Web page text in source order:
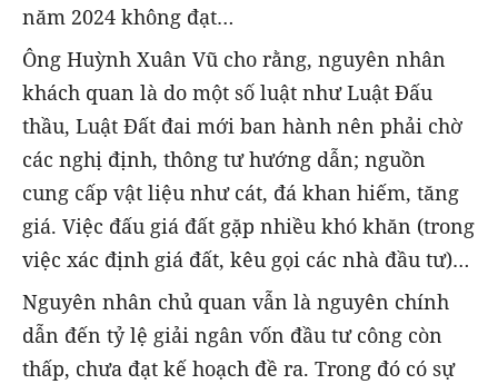
năm 2024 không đạt…
Ông Huỳnh Xuân Vũ cho rằng, nguyên nhân
khách quan là do một số luật như Luật Đấu
thầu, Luật Đất đai mới ban hành nên phải chờ
các nghị định, thông tư hướng dẫn; nguồn
cung cấp vật liệu như cát, đá khan hiếm, tăng
giá. Việc đấu giá đất gặp nhiều khó khăn (trong
việc xác định giá đất, kêu gọi các nhà đầu tư)…
Nguyên nhân chủ quan vẫn là nguyên chính
dẫn đến tỷ lệ giải ngân vốn đầu tư công còn
thấp, chưa đạt kế hoạch đề ra. Trong đó có sự